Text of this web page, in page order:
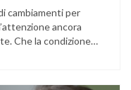
cambiamenti per
ancora
Che la condizione